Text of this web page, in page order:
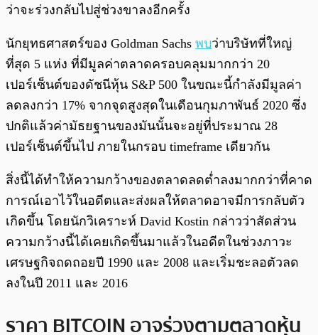
ว่าจะร่วงกลับไปสู่ช่วงขาลงอีกครั้ง
นักยุทธศาสตร์ของ Goldman Sachs พบว่าบริษัทที่ใหญ่
ที่สุด 5 แห่ง ที่มีมูลค่าตลาดครอบคลุมมากกว่า 20
เปอร์เซ็นต์ของดัชนีหุ้น S&P 500 ในขณะนี้กำลังมีมูลค่า
ลดลงกว่า 17% จากจุดสูงสุดในเดือนกุมภาพันธ์ 2020 ซึ่ง
ปกติแล้วค่ามัธยฐานของมันนั้นจะอยู่ที่ประมาณ 28
เปอร์เซ็นต์ขึ้นไป ภายในกรอบ timeframe เดียวกัน
สิ่งนี้ได้ทำให้ความกว้างของตลาดลดต่ำลงมากกว่าที่คาด
การณ์เอาไว้ในอดีตและส่งผลให้ตลาดอาจมีการกลับตัว
เกิดขึ้น โดยนักวิเคราะห์ David Kostin กล่าวว่าสัดส่วน
ความกว้างนี้ได้เคยเกิดขึ้นมาแล้วในอดีตในช่วงภาวะ
เศรษฐกิจถดถอยปี 1990 และ 2008 และเริ่มชะลอตัวลด
ลงในปี 2011 และ 2016
ราคา BITCOIN อาจร่วงตามตลาดหุ้น